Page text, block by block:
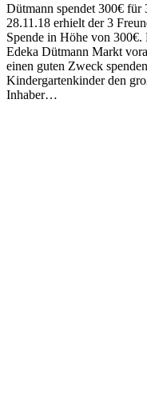
Dütmann spendet 300€ für
28.11.18 erhielt der 3
Spende in Höhe von
Edeka Dütmann Markt
einen guten Zweck
Kindergartenkinder den
Inhaber…